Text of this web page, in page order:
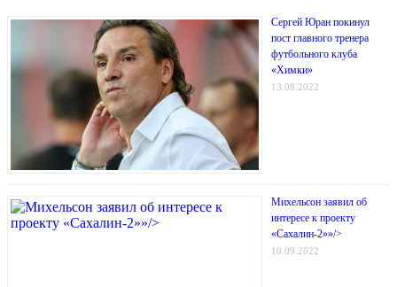
Сергей Юран покинул
пост главного тренера
футбольного клуба
«Химки»
13.08.2022
Михельсон заявил об
интересе к проекту
«Сахалин-2»»/>
10.09.2022